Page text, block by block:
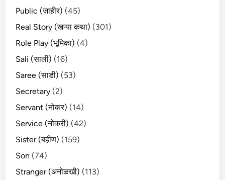
Public (जाहीर) (45)
Real Story (खऱ्या कथा) (301)
Role Play (भूमिका) (4)
Sali (साली) (16)
Saree (साडी) (53)
Secretary (2)
Servant (नोकर) (14)
Service (नोकरी) (42)
Sister (बहीण) (159)
Son (74)
Stranger (अनोळखी) (113)